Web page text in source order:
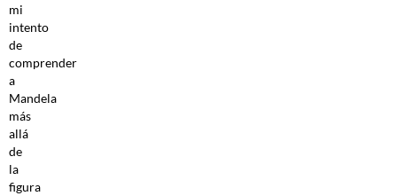
mi
intento
de
comprender
a
Mandela
más
allá
de
la
figura